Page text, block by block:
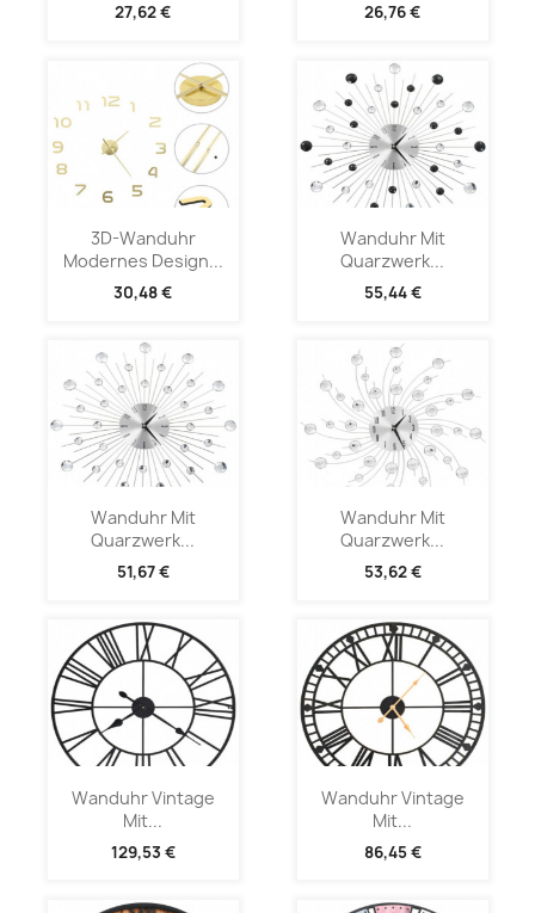
27,62 € 26,76 €
3D-Wanduhr
Modernes Design...
30,48 €
Wanduhr Mit
Quarzwerk...
55,44 €
Wanduhr Mit
Quarzwerk...
51,67 €
Wanduhr Mit
Quarzwerk...
53,62 €
Wanduhr Vintage
Mit...
129,53 €
Wanduhr Vintage
Mit...
86,45 €